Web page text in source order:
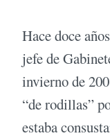
Hace doce
jefe de
invierno de
“de rodillas”
estaba